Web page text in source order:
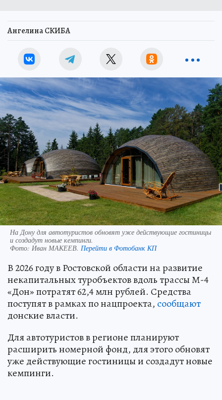
Ангелина СКИБА
На Дону для автотуристов обновят уже действующие гостиницы
и создадут новые кемпинги.
Фото: Иван МАКЕЕВ. Перейти в Фотобанк КП
В 2026 году в Ростовской области на развитие
некапитальных туробъектов вдоль трассы М-4
«Дон» потратят 62,4 млн рублей. Средства
поступят в рамках по нацпроекта, сообщают
донские власти.
Для автотуристов в регионе планируют
расширить номерной фонд, для этого обновят
уже действующие гостиницы и создадут новые
кемпинги.